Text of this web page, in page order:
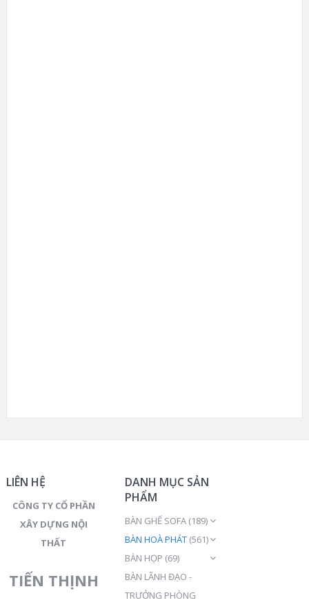
LIÊN HỆ
CÔNG TY CỔ PHẦN
XÂY DỰNG NỘI
THẤT
TIẾN THỊNH
DANH MỤC SẢN
PHẨM
BÀN GHẾ SOFA (189)
BÀN HOÀ PHÁT (561)
BÀN HỌP (69)
BÀN LÃNH ĐẠO -
TRƯỞNG PHÒNG